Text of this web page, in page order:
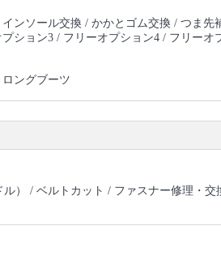
インソール交換 / かかとゴム交換 / つま先
ション3 / フリーオプション4 / フリーオ
ロングブーツ
ル） / ベルトカット / ファスナー修理・交